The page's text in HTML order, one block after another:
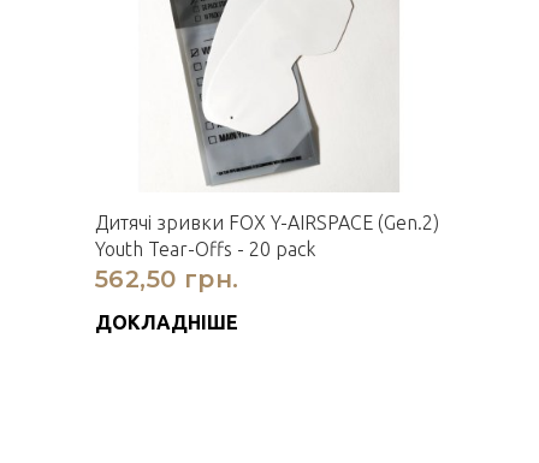
Дитячi зривки FOX Y-AIRSPACE (Gen.2)
Youth Tear-Offs - 20 pack
562,50 грн.
ДОКЛАДНІШЕ